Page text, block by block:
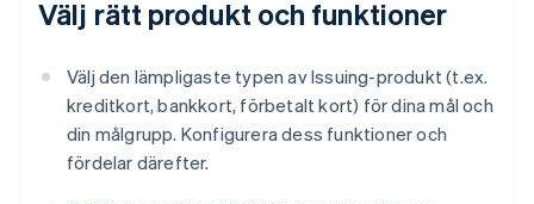
Välj rätt produkt och funktioner
Välj den lämpligaste typen av Issuing-produkt (t.ex.
kreditkort, bankkort, förbetalt kort) för dina mål och
din målgrupp. Konfigurera dess funktioner och
fördelar därefter.